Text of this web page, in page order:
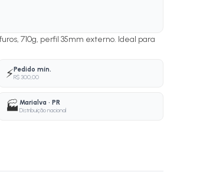
710g, perfil 35mm externo. Ideal para
⚡Pedido mín.
R$ 300,00
🏭 Marialva · PR
Distribuição nacional